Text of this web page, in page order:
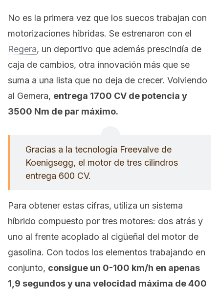
No es la primera vez que los suecos trabajan con
motorizaciones híbridas. Se estrenaron con el
Regera, un deportivo que además prescindía de
caja de cambios, otra innovación más que se
suma a una lista que no deja de crecer. Volviendo
al Gemera, entrega 1700 CV de potencia y
3500 Nm de par máximo.
Gracias a la tecnología Freevalve de
Koenigsegg, el motor de tres cilindros
entrega 600 CV.
Para obtener estas cifras, utiliza un sistema
híbrido compuesto por tres motores: dos atrás y
uno al frente acoplado al cigüeñal del motor de
gasolina. Con todos los elementos trabajando en
conjunto, consigue un 0-100 km/h en apenas
1,9 segundos y una velocidad máxima de 400